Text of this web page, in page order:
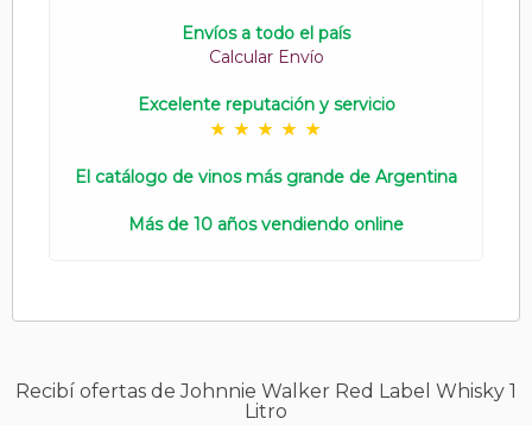
Envíos a todo el país
Calcular Envío
Excelente reputación y servicio
El catálogo de vinos más grande de Argentina
Más de 10 años vendiendo online
Recibí ofertas de Johnnie Walker Red Label Whisky 1
Litro